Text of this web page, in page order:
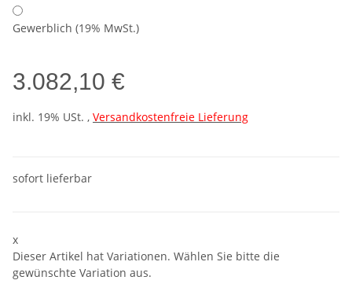
Gewerblich (19% MwSt.)
3.082,10 €
inkl. 19% USt. , Versandkostenfreie Lieferung
sofort lieferbar
x
Dieser Artikel hat Variationen. Wählen Sie bitte die
gewünschte Variation aus.